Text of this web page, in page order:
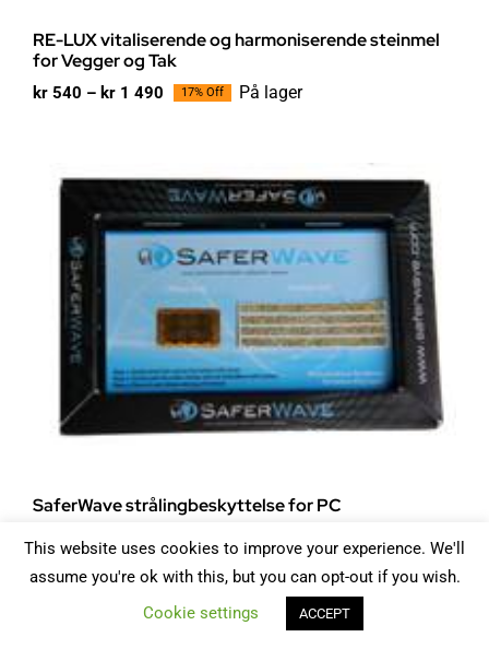
RE-LUX vitaliserende og harmoniserende steinmel
for Vegger og Tak
kr 540 – kr 1 490 Prisområde:
17% Off På lager
SaferWave strålingbeskyttelse for PC
kr På lager
This website uses cookies to improve your experience. We'll
assume you're ok with this, but you can opt-out if you wish.
Cookie settings
ACCEPT